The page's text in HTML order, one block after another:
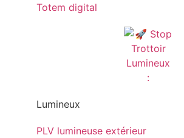
Totem digital
Lumineux
PLV lumineuse extérieur